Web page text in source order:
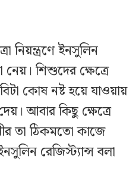
নিয়ন্ত্রণে ইনসুলিন
শিশুদের ক্ষেত্রে
কোষ নষ্ট হয়ে যাওয়ায়
আবার কিছু ক্ষেত্রে
তা ঠিকমতো কাজে
রেজিস্ট্যান্স বলা